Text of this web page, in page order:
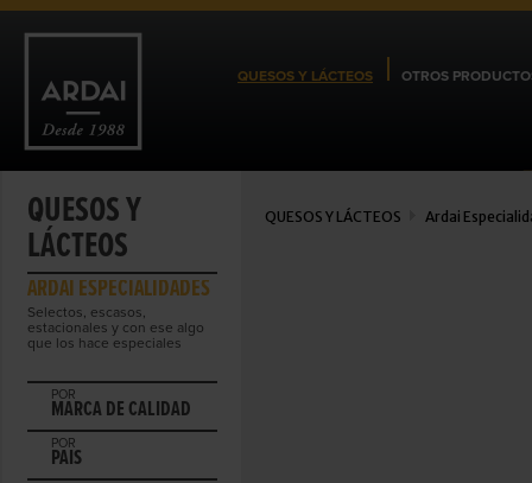
QUESOS Y LÁCTEOS OTROS
QUESOS Y
LÁCTEOS
ARDAI ESPECIALIDADES
Selectos, escasos,
estacionales y con ese algo
que los hace especiales
POR
MARCA DE CALIDAD
POR
PAIS
QUESOS Y LÁCTEOS Ardai